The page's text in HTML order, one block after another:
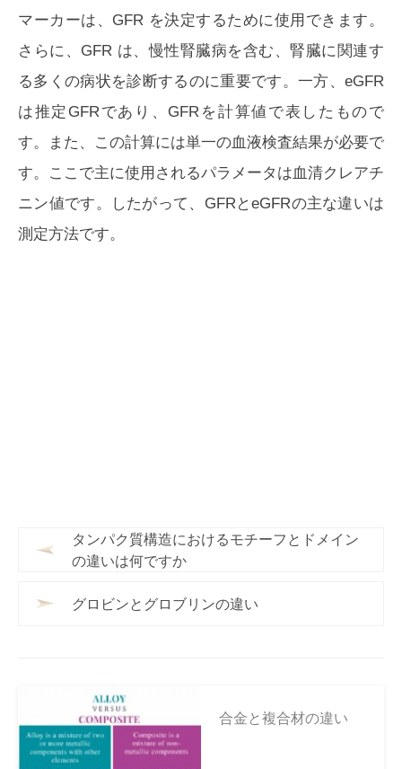
マーカーは、GFR を決定するために使用できます。
さらに、GFR は、慢性腎臓病を含む、腎臓に関連す
る多くの病状を診断するのに重要です。一方、eGFR
は推定GFRであり、GFRを計算値で表したもので
す。また、この計算には単一の血液検査結果が必要で
す。ここで主に使用されるパラメータは血清クレアチ
ニン値です。したがって、GFRとeGFRの主な違いは
測定方法です。
タンパク質構造におけるモチーフとドメイン
の違いは何ですか
グロビンとグロブリンの違い
合金と複合材の違い